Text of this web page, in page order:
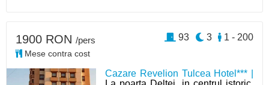
Cazare Revelion Tulcea Hotel*** |
1900 RON /pers
Mese contra cost
1 - 200
3
93